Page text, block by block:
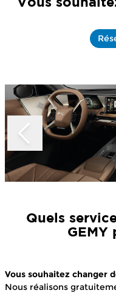
Slide 1 of 4
Quels
GEMY
Vous souhaitez changer
Nous réalisons